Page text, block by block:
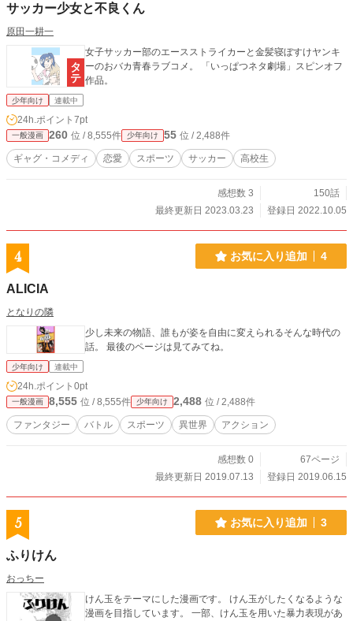
サッカー少女と不良くん
原田一耕一
女子サッカー部のエースストライカーと金髪寝ぼすけヤンキ
ーのおバカ青春ラブコメ。 「いっぱつネタ劇場」スピンオフ
作品。
少年向け 連載中
24h.ポイント 7pt
一般漫画 260 位 / 8,555件 少年向け 55 位 / 2,488件
ギャグ・コメディ 恋愛 スポーツ サッカー 高校生
感想数 3
150話
最終更新日 2023.03.23
登録日 2022.10.05
4 お気に入り追加 4
ALICIA
となりの隣
少し未来の物語、誰もが姿を自由に変えられるそんな時代の
話。 最後のページは見てみてね。
少年向け 連載中
24h.ポイント 0pt
一般漫画 8,555 位 / 8,555件 少年向け 2,488 位 / 2,488件
ファンタジー バトル スポーツ 異世界 アクション
感想数 0
67ページ
最終更新日 2019.07.13
登録日 2019.06.15
5 お気に入り追加 3
ふりけん
おっちー
けん玉をテーマにした漫画です。 けん玉がしたくなるような
漫画を目指しています。 一部、けん玉を用いた暴力表現があ